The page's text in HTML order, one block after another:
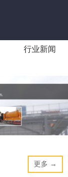
行业新闻
更多 →